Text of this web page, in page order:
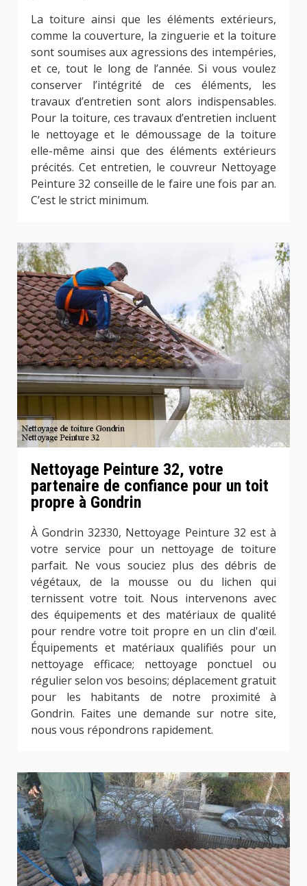
La toiture ainsi que les éléments extérieurs,
comme la couverture, la zinguerie et la toiture
sont soumises aux agressions des intempéries,
et ce, tout le long de l’année. Si vous voulez
conserver l’intégrité de ces éléments, les
travaux d’entretien sont alors indispensables.
Pour la toiture, ces travaux d’entretien incluent
le nettoyage et le démoussage de la toiture
elle-même ainsi que des éléments extérieurs
précités. Cet entretien, le couvreur Nettoyage
Peinture 32 conseille de le faire une fois par an.
C’est le strict minimum.
Nettoyage Peinture 32, votre
partenaire de confiance pour un toit
propre à Gondrin
À Gondrin 32330, Nettoyage Peinture 32 est à
votre service pour un nettoyage de toiture
parfait. Ne vous souciez plus des débris de
végétaux, de la mousse ou du lichen qui
ternissent votre toit. Nous intervenons avec
des équipements et des matériaux de qualité
pour rendre votre toit propre en un clin d'œil.
Équipements et matériaux qualifiés pour un
nettoyage efficace; nettoyage ponctuel ou
régulier selon vos besoins; déplacement gratuit
pour les habitants de notre proximité à
Gondrin. Faites une demande sur notre site,
nous vous répondrons rapidement.